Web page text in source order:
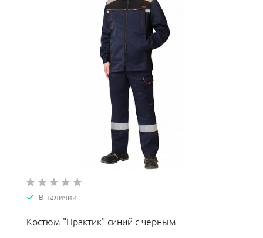
В наличии
Костюм "Практик" синий с черным